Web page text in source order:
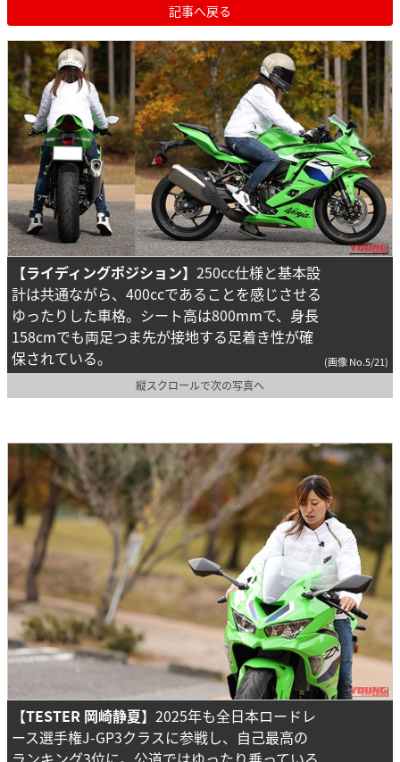
記事へ戻る
【ライディングポジション】 250cc仕様と基本設
計は共通ながら、400ccであることを感じさせる
ゆったりした車格。シート高は800mmで、身長
158cmでも両足つま先が接地する足着き性が確
保されている。
(画像 No.5/21)
縦スクロールで次の写真へ
【TESTER 岡崎静夏】 2025年も全日本ロードレ
ース選手権J-GP3クラスに参戦し、自己最高の